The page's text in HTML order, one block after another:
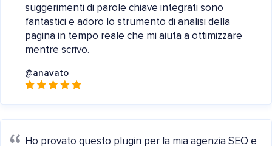
suggerimenti di parole chiave integrati sono
fantastici e adoro lo strumento di analisi della
pagina in tempo reale che mi aiuta a ottimizzare
mentre scrivo.
@anavato
Ho provato questo plugin per la mia agenzia SEO e